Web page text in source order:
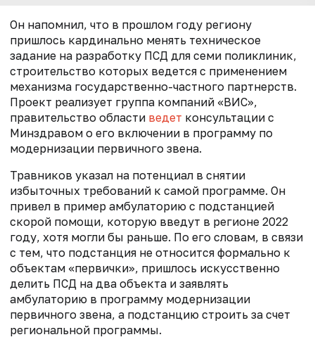
Он напомнил, что в прошлом году региону
пришлось кардинально менять техническое
задание на разработку ПСД для семи поликлиник,
строительство которых ведется с применением
механизма государственно-частного партнерств.
Проект реализует группа компаний «ВИС»,
правительство области ведет консультации с
Минздравом о его включении в программу по
модернизации первичного звена.
Травников указал на потенциал в снятии
избыточных требований к самой программе. Он
привел в пример амбулаторию с подстанцией
скорой помощи, которую введут в регионе 2022
году, хотя могли бы раньше. По его словам, в связи
с тем, что подстанция не относится формально к
объектам «первички», пришлось искусственно
делить ПСД на два объекта и заявлять
амбулаторию в программу модернизации
первичного звена, а подстанцию строить за счет
региональной программы.